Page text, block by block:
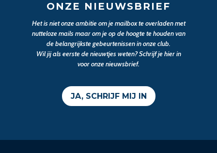
ONZE NIEUWSBRIEF
Het is niet onze ambitie om je mailbox te overladen met
nutteloze mails maar om je op de hoogte te houden van
de belangrijkste gebeurtenissen in onze club.
Wil jij als eerste de nieuwtjes weten? Schrijf je hier in
voor onze nieuwsbrief.
JA, SCHRIJF MIJ IN